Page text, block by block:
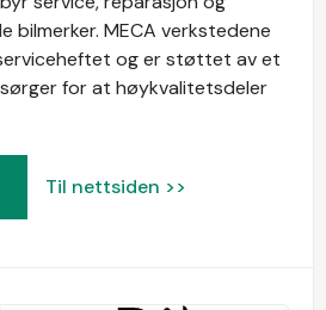
bilmerker. MECA verkstedene
og er støttet av et
for at høykvalitetsdeler
Til nettsiden >>